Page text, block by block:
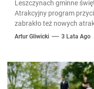
Leszczynach gminne
Atrakcyjny program
zabrakło też nowych
Artur Gliwicki 3 Lata Ago